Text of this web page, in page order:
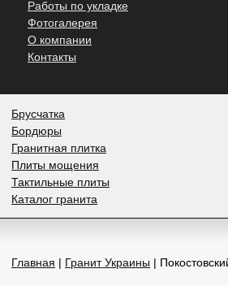
Работы по укладке
Фотогалерея
О компании
Контакты
Брусчатка
Бордюры
Гранитная плитка
Плиты мощения
Тактильные плиты
Каталог гранита
Главная | Гранит Украины |